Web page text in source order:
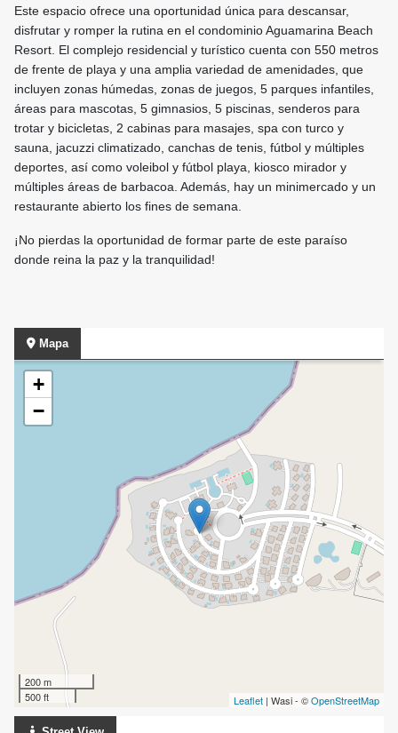
Este espacio ofrece una oportunidad única para descansar,
disfrutar y romper la rutina en el condominio Aguamarina Beach
Resort. El complejo residencial y turístico cuenta con 550 metros
de frente de playa y una amplia variedad de amenidades, que
incluyen zonas húmedas, zonas de juegos, 5 parques infantiles,
áreas para mascotas, 5 gimnasios, 5 piscinas, senderos para
trotar y bicicletas, 2 cabinas para masajes, spa con turco y
sauna, jacuzzi climatizado, canchas de tenis, fútbol y múltiples
deportes, así como voleibol y fútbol playa, kiosco mirador y
múltiples áreas de barbacoa. Además, hay un minimercado y un
restaurante abierto los fines de semana.
¡No pierdas la oportunidad de formar parte de este paraíso
donde reina la paz y la tranquilidad!
Mapa
+
−
200 m
500 ft
Leaflet | Wasi - ©OpenStreetMap